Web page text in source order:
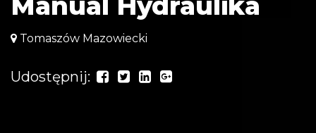
Tomaszów Mazowiecki
Udostępnij: